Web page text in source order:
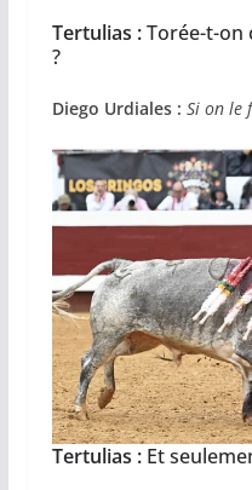
Tertulias :Torée-t-on
?
Diego Urdiales : Si on le
Tertulias : Et